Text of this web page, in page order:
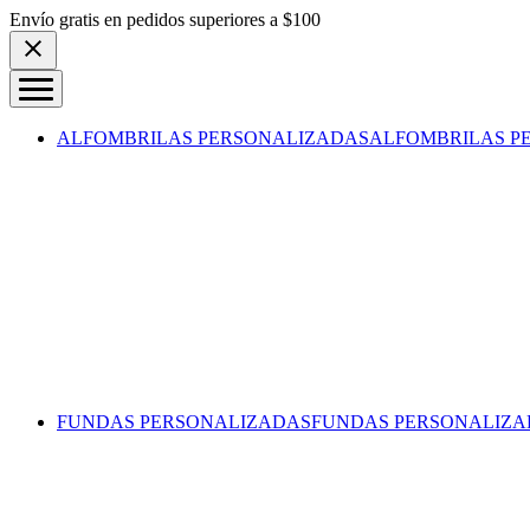
Skip to content
Envío gratis en pedidos superiores a $100
ALFOMBRILAS PERSONALIZADASALFOMBRILAS
FUNDAS PERSONALIZADASFUNDAS